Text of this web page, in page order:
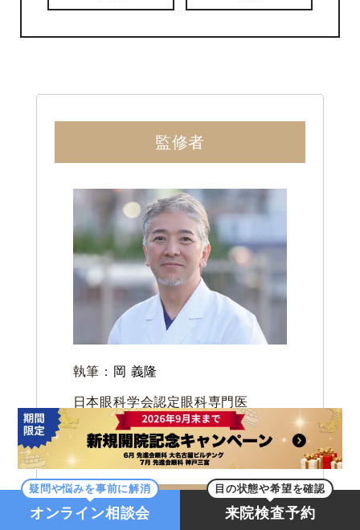
監修者
執筆： 岡 義隆
日本眼科学会認定眼科専門医
日本白内障屈折矯正手術学会 理事
先進会眼科 理事長
略歴
疑問や悩みを事前に解消
オンライン相談会
目の状態や希望を確認
来院検査予約